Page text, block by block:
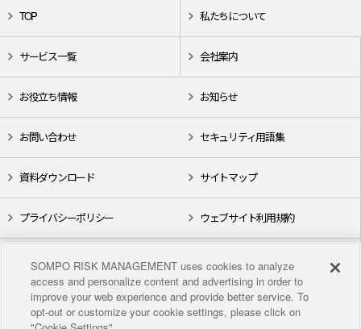
TOP 私たちについて
サービス一覧 会社案内
お役立ち情報 お知らせ
お問い合わせ セキュリティ用語集
資料ダウンロード サイトマップ
プライバシーポリシー ウェブサイト利用規約
X（旧Twitter） YouTube
SOMPO RISK MANAGEMENT uses cookies to analyze
access and personalize content and advertising in order to
improve your web experience and provide better service. To
opt-out or customize your cookie settings, please click on